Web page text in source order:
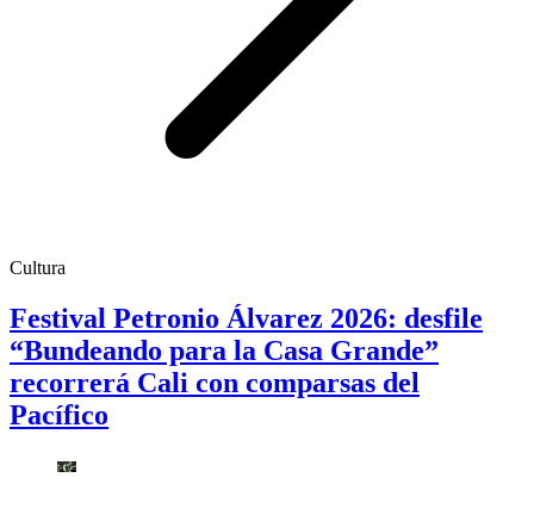
Cultura
Festival Petronio Álvarez 2026: desfile
“Bundeando para la Casa Grande”
recorrerá Cali con comparsas del
Pacífico